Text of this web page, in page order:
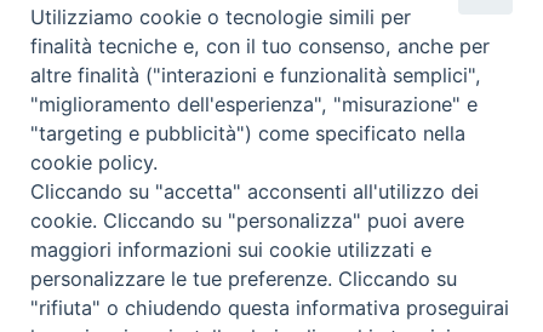
Missione Paolina
Luoghi delle Origini
Governo Generale
Famiglia Paolina
Notizie dal governo generale
Notizie in breve
RISORSE
Preghiere
Bollettino – PaolineOnline
Foto
Video
I NOSTRI CONTATTI
Contatti
Utilizziamo cookie o tecnologie simili per
finalità tecniche e, con il tuo consenso, anche per
altre finalità ("interazioni e funzionalità semplici",
"miglioramento dell'esperienza", "misurazione" e
"targeting e pubblicità") come specificato nella
cookie policy.
Cliccando su "accetta" acconsenti all'utilizzo dei
cookie. Cliccando su "personalizza" puoi avere
maggiori informazioni sui cookie utilizzati e
personalizzare le tue preferenze. Cliccando su
"rifiuta" o chiudendo questa informativa proseguirai